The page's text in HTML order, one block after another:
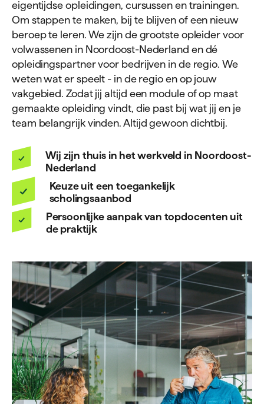
eigentijdse opleidingen, cursussen en trainingen.
Om stappen te maken, bij te blijven of een nieuw
beroep te leren. We zijn de grootste opleider voor
volwassenen in Noordoost-Nederland en dé
opleidingspartner voor bedrijven in de regio. We
weten wat er speelt - in de regio en op jouw
vakgebied. Zodat jij altijd een module of op maat
gemaakte opleiding vindt, die past bij wat jij en je
team belangrijk vinden. Altijd gewoon dichtbij.
Wij zijn thuis in het werkveld in Noordoost-
Nederland
Keuze uit een toegankelijk
scholingsaanbod
Persoonlijke aanpak van topdocenten uit
de praktijk